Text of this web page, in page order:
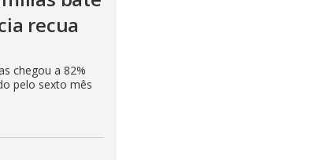
recua
chegou a 82%
pelo sexto mês